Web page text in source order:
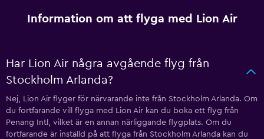
Information om att flyga med Lion Air
Har Lion Air några avgående flyg från
Stockholm Arlanda?
Nej, Lion Air flyger för närvarande inte från Stockholm Arlanda. Om
du fortfarande vill flyga med Lion Air kan du boka ett flyg från
Penang Intl, vilket är en annan närliggande flygplats. Om du
fortfarande är inställd på att flyga från Stockholm Arlanda kan du